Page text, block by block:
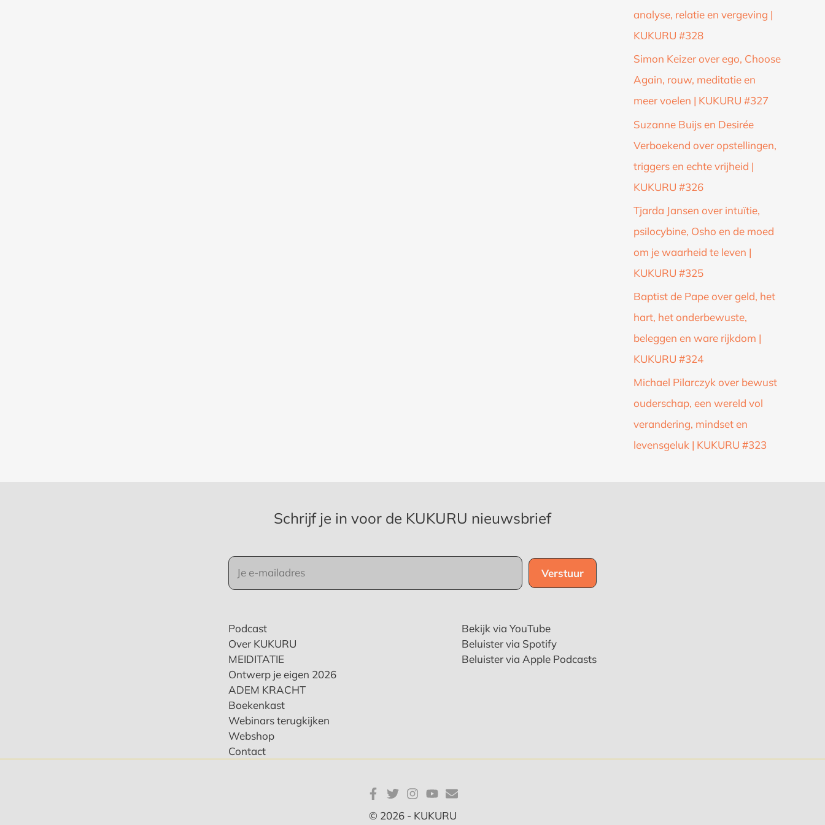
analyse, relatie en vergeving |
KUKURU #328
Simon Keizer over ego, Choose
Again, rouw, meditatie en
meer voelen | KUKURU #327
Suzanne Buijs en Desirée
Verboekend over opstellingen,
triggers en echte vrijheid |
KUKURU #326
Tjarda Jansen over intuïtie,
psilocybine, Osho en de moed
om je waarheid te leven |
KUKURU #325
Baptist de Pape over geld, het
hart, het onderbewuste,
beleggen en ware rijkdom |
KUKURU #324
Michael Pilarczyk over bewust
ouderschap, een wereld vol
verandering, mindset en
levensgeluk | KUKURU #323
Podcast
Over KUKURU
MEIDITATIE
Ontwerp je eigen 2026
ADEM KRACHT
Boekenkast
Webinars terugkijken
Webshop
Contact
Bekijk via YouTube
Beluister via Spotify
Beluister via Apple Podcasts
Schrijf je in voor de KUKURU nieuwsbrief
© 2026 - KUKURU